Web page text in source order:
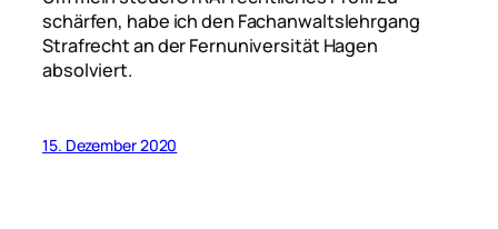
schärfen, habe ich den Fachanwaltslehrgang
Strafrecht an der Fernuniversität Hagen
absolviert.
15. Dezember 2020